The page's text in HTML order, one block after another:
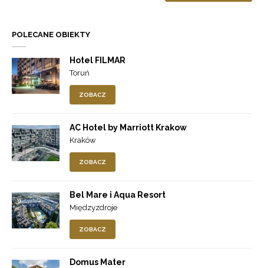
POLECANE OBIEKTY
Hotel FILMAR
Toruń
ZOBACZ
AC Hotel by Marriott Krakow
Kraków
ZOBACZ
Bel Mare i Aqua Resort
Międzyzdroje
ZOBACZ
Domus Mater